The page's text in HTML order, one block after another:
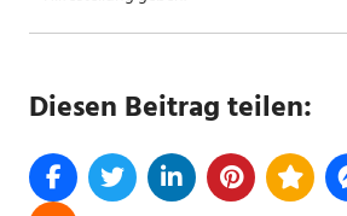
Diesen Beitrag teilen: